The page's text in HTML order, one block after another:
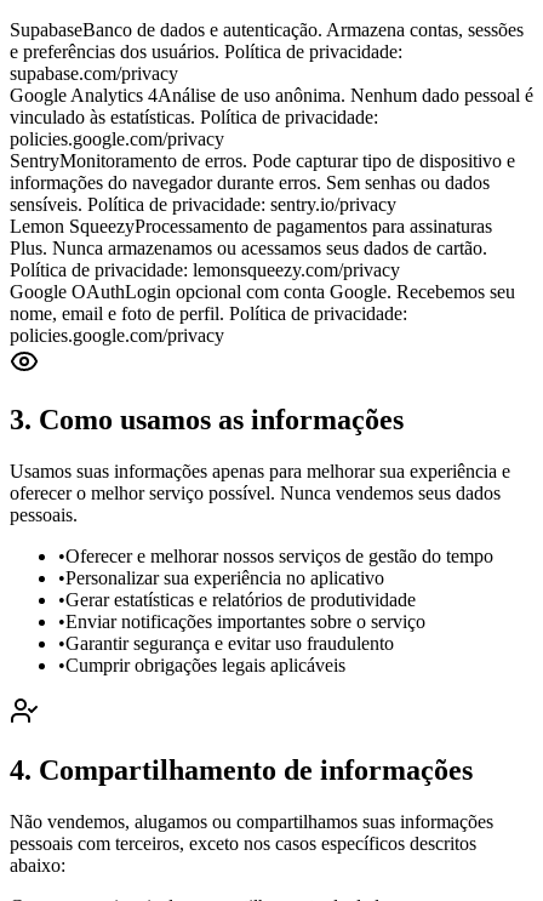
SupabaseBanco de dados e autenticação. Armazena contas, sessões
e preferências dos usuários. Política de privacidade:
supabase.com/privacy
Google Analytics 4Análise de uso anônima. Nenhum dado pessoal é
vinculado às estatísticas. Política de privacidade:
policies.google.com/privacy
SentryMonitoramento de erros. Pode capturar tipo de dispositivo e
informações do navegador durante erros. Sem senhas ou dados
sensíveis. Política de privacidade: sentry.io/privacy
Lemon SqueezyProcessamento de pagamentos para assinaturas
Plus. Nunca armazenamos ou acessamos seus dados de cartão.
Política de privacidade: lemonsqueezy.com/privacy
Google OAuthLogin opcional com conta Google. Recebemos seu
nome, email e foto de perfil. Política de privacidade:
policies.google.com/privacy
3. Como usamos as informações
Usamos suas informações apenas para melhorar sua experiência e
oferecer o melhor serviço possível. Nunca vendemos seus dados
pessoais.
•Oferecer e melhorar nossos serviços de gestão do tempo
•Personalizar sua experiência no aplicativo
•Gerar estatísticas e relatórios de produtividade
•Enviar notificações importantes sobre o serviço
•Garantir segurança e evitar uso fraudulento
•Cumprir obrigações legais aplicáveis
4. Compartilhamento de informações
Não vendemos, alugamos ou compartilhamos suas informações
pessoais com terceiros, exceto nos casos específicos descritos
abaixo: